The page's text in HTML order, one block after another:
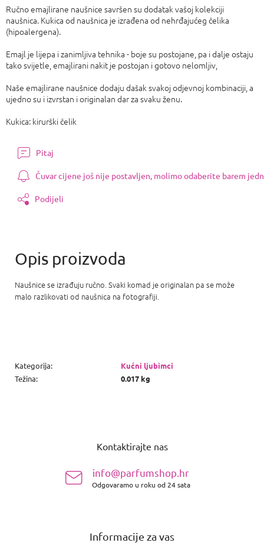
Ručno emajlirane naušnice savršen su dodatak vašoj kolekciji
naušnica. Kukica od naušnica je izrađena od nehrđajućeg čelika
(hipoalergena).
Emajl je lijepa i zanimljiva tehnika - boje su postojane, pa i dalje ostaju
tako svijetle, emajlirani nakit je postojan i gotovo nelomljiv,
Naše emajlirane naušnice dodaju dašak svakoj odjevnoj kombinaciji, a
ujedno su i izvrstan i originalan dar za svaku ženu.
Kukica: kirurški čelik
Pitaj
Čuvar cijene još nije postavljen, molimo odaberite barem
Podijeli
Naušnice se izrađuju ručno. Svaki komad je originalan pa se može
malo razlikovati od naušnica na fotografiji.
Kategorija:
Kućni ljubimci
Težina: 0.017 kg
Kontaktirajte nas
info@parfumshop.hr
Odgovaramo u roku od 24 sata
Informacije za vas